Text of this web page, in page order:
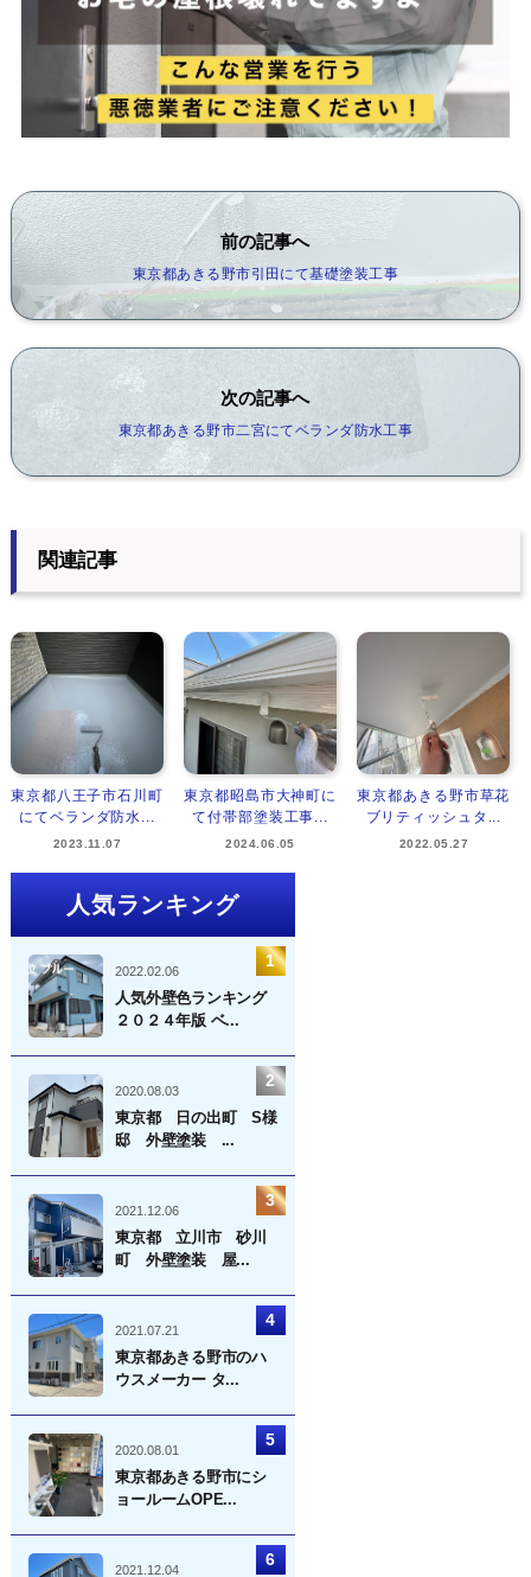
前の記事へ
東京都あきる野市引田にて基礎塗装工事
次の記事へ
東京都あきる野市二宮にてベランダ防水工事
関連記事
東京都八王子市石川町
にてベランダ防水...
2023.11.07
東京都昭島市大神町に
て付帯部塗装工事...
2024.06.05
東京都あきる野市草花
ブリティッシュタ...
2022.05.27
人気ランキング
2022.02.06
人気外壁色ランキング
２０２４年版 ベ...
2020.08.03
東京都 日の出町 S様
邸 外壁塗装 ...
2021.12.06
東京都 立川市 砂川
町 外壁塗装 屋...
2021.07.21
東京都あきる野市のハ
ウスメーカー タ...
2020.08.01
東京都あきる野市にシ
ョールームOPE...
2021.12.04